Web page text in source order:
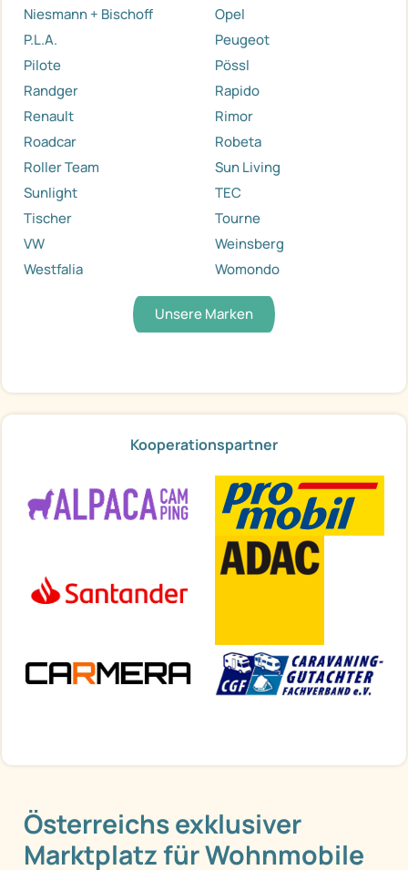
Niesmann + Bischoff
Opel
P.L.A.
Peugeot
Pilote
Pössl
Randger
Rapido
Renault
Rimor
Roadcar
Robeta
Roller Team
Sun Living
Sunlight
TEC
Tischer
Tourne
VW
Weinsberg
Westfalia
Womondo
Unsere Marken
Kooperationspartner
Österreichs exklusiver
Marktplatz für Wohnmobile